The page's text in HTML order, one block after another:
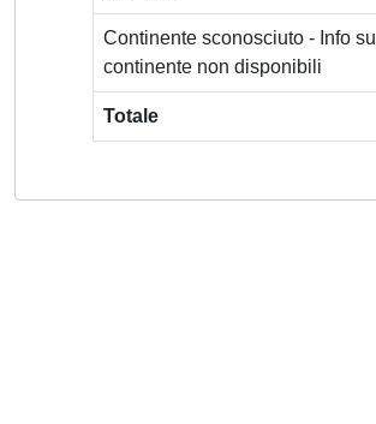
Continente sconosciuto - Info sul
continente non disponibili
Totale